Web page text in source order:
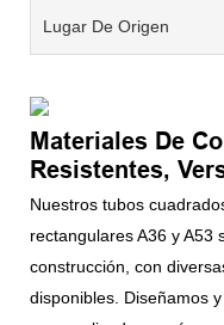
Lugar De Origen
Materiales De
Resistentes,
Nuestros tubos
rectangulares A36 y A53
construcción, con
disponibles. Diseñamos